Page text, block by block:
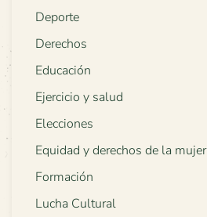
Deporte
Derechos
Educación
Ejercicio y salud
Elecciones
Equidad y derechos de la mujer
Formación
Lucha Cultural